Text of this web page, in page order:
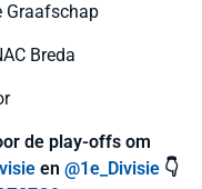
Graafschap
Breda
de play-offs om
en @1e_Divisie👇